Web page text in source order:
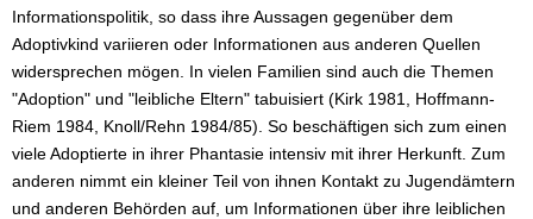
Informationspolitik, so dass ihre Aussagen gegenüber dem
Adoptivkind variieren oder Informationen aus anderen Quellen
widersprechen mögen. In vielen Familien sind auch die Themen
"Adoption" und "leibliche Eltern" tabuisiert (Kirk 1981, Hoffmann-
Riem 1984, Knoll/Rehn 1984/85). So beschäftigen sich zum einen
viele Adoptierte in ihrer Phantasie intensiv mit ihrer Herkunft. Zum
anderen nimmt ein kleiner Teil von ihnen Kontakt zu Jugendämtern
und anderen Behörden auf, um Informationen über ihre leiblichen